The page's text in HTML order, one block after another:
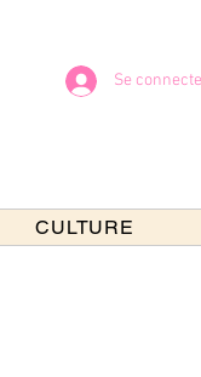
Se
CULTURE